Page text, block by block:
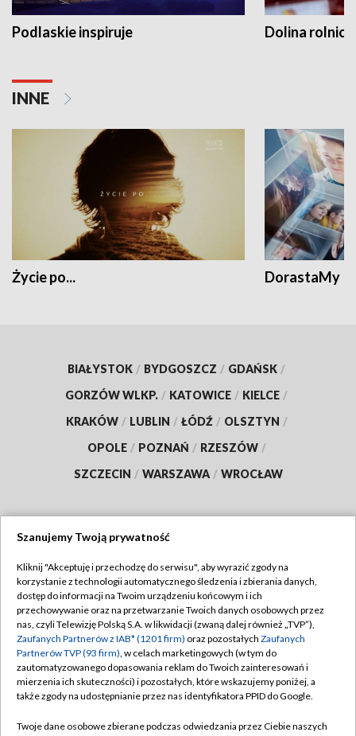
Podlaskie inspiruje Dolina
INNE
Życie po... DorastaMy
BIAŁYSTOK / BYDGOSZCZ / GDAŃSK /
GORZÓW WLKP. / KATOWICE / KIELCE /
KRAKÓW / LUBLIN / ŁÓDŹ / OLSZTYN /
OPOLE / POZNAŃ / RZESZÓW /
SZCZECIN / WARSZAWA / WROCŁAW
TVP
Abonament TVP
Emisja w TVP
Centrum informacji TVP
Naziemna Telewizja Cyfrowa
Regulamin TVP
Polityka prywatności
Moje zgody
Pomoc
Szanujemy Twoją prywatność
Kliknij "Akceptuję i przechodzę do serwisu", aby wyrazić zgody na
korzystanie z technologii automatycznego śledzenia i zbierania danych,
dostęp do informacji na Twoim urządzeniu końcowym i ich
przechowywanie oraz na przetwarzanie Twoich danych osobowych przez
nas, czyli Telewizję Polską S.A. w likwidacji (zwaną dalej również „TVP”),
Zaufanych Partnerów z IAB* (1201 firm) oraz pozostałych Zaufanych
Partnerów TVP (93 firm), w celach marketingowych (w tym do
zautomatyzowanego dopasowania reklam do Twoich zainteresowań i
mierzenia ich skuteczności) i pozostałych, które wskazujemy poniżej, a
także zgody na udostępnianie przez nas identyfikatora PPID do Google.
Twoje dane osobowe zbierane podczas odwiedzania przez Ciebie naszych